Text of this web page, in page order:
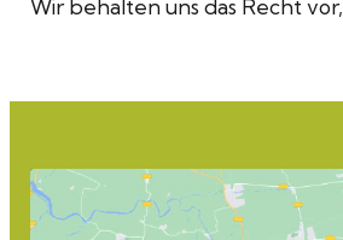
Wir behalten uns das Recht